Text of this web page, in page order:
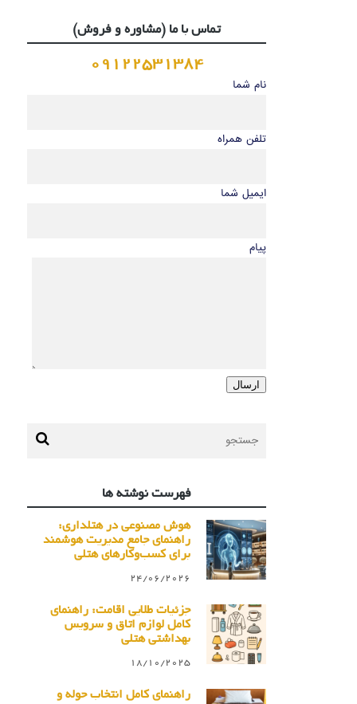
تماس با ما (مشاوره و فروش)
09122531384
نام شما
تلفن همراه
ایمیل شما
پیام
فهرست نوشته ها
هوش مصنوعی در هتلداری:
راهنمای جامع مدیریت هوشمند
برای کسب‌وکارهای هتلی
24/06/2026
جزئیات طلایی اقامت: راهنمای
کامل لوازم اتاق و سرویس
بهداشتی هتلی
18/10/2025
راهنمای کامل انتخاب حوله و